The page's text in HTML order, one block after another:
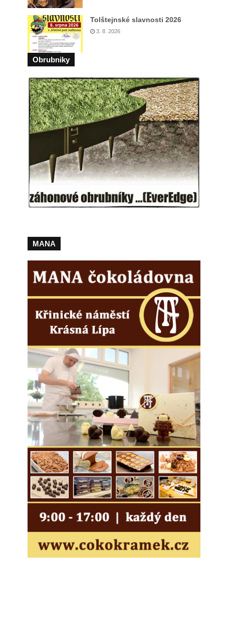
Tolštejnské slavnosti 2026
3. 8. 2026
Obrubniky
MANA